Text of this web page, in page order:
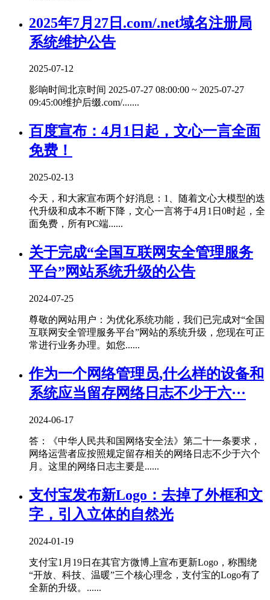
2025年7月27日.com/.net域名注册局
系统维护公告
2025-07-12
影响时间北京时间 2025-07-27 08:00:00 ~ 2025-07-27
09:45:00维护后缀.com/.......
百度宣布：4月1日起，文心一言全面
免费！
2025-02-13
今天，和大家宣布两个好消息：1、随着文心大模型的迭
代升级和成本不断下降，文心一言将于4月1日0时起，全
面免费，所有PC端......
关于完成“全国互联网安全管理服务
平台”网站系统升级的公告
2024-07-25
尊敬的网站用户：为优化系统功能，我们已完成对“全国
互联网安全管理服务平台”网站的系统升级，您现在可正
常进行业务办理。如您......
作为一个网络管理员,什么样的设备和
系统应当留存网络日志不少于六···
2024-06-17
答：《中华人民共和国网络安全法》第二十一条要求，
网络运营者应按照规定留存相关的网络日志不少于六个
月。这里的网络日志主要是......
支付宝发布新Logo：去掉了外框和文
字，引入立体的自然光
2024-01-19
支付宝1月19日在其官方微博上宣布更新Logo，称围绕
“开放、科技、温暖”三个核心理念，支付宝的Logo有了
全新的升级。......